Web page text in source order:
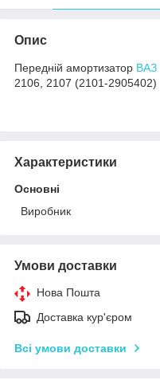
Опис
Передній амортизатор ВАЗ
2106, 2107 (2101-2905402)
Характеристики
Основні
Виробник
Умови доставки
Нова Пошта
Доставка кур'єром
Всі умови доставки